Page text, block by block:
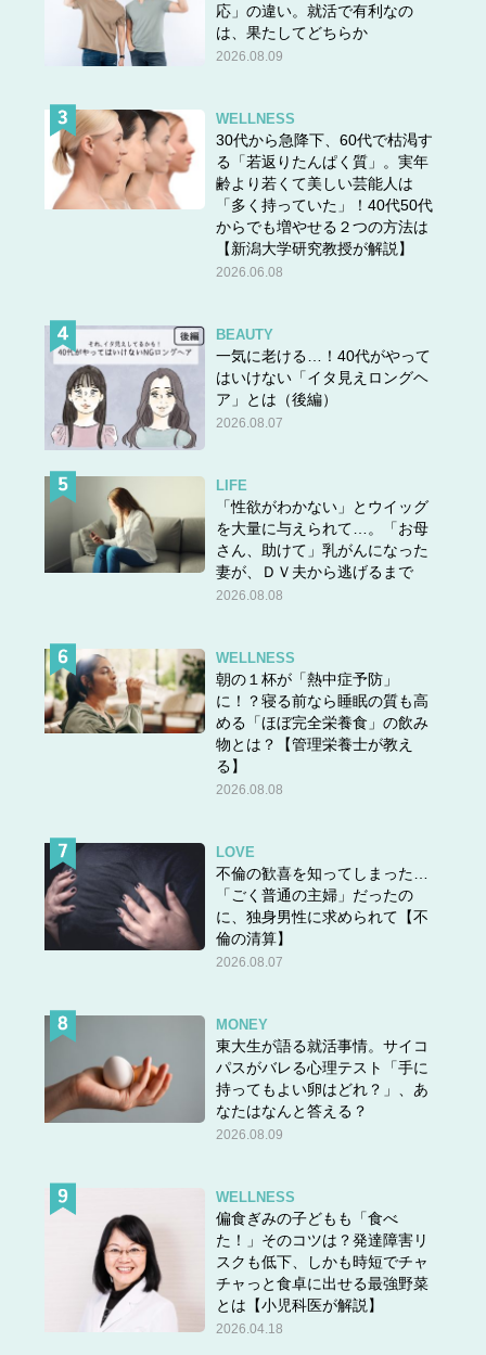
応」の違い。就活で有利なの
は、果たしてどちらか
2026.08.09
WELLNESS
30代から急降下、60代で枯渇す
る「若返りたんぱく質」。実年
齢より若くて美しい芸能人は
「多く持っていた」！40代50代
からでも増やせる２つの方法は
【新潟大学研究教授が解説】
2026.06.08
BEAUTY
一気に老ける…！40代がやって
はいけない「イタ見えロングヘ
ア」とは（後編）
2026.08.07
LIFE
「性欲がわかない」とウイッグ
を大量に与えられて…。「お母
さん、助けて」乳がんになった
妻が、ＤＶ夫から逃げるまで
2026.08.08
WELLNESS
朝の１杯が「熱中症予防」
に！？寝る前なら睡眠の質も高
める「ほぼ完全栄養食」の飲み
物とは？【管理栄養士が教え
る】
2026.08.08
LOVE
不倫の歓喜を知ってしまった…
「ごく普通の主婦」だったの
に、独身男性に求められて【不
倫の清算】
2026.08.07
MONEY
東大生が語る就活事情。サイコ
パスがバレる心理テスト「手に
持ってもよい卵はどれ？」、あ
なたはなんと答える？
2026.08.09
WELLNESS
偏食ぎみの子どもも「食べ
た！」そのコツは？発達障害リ
スクも低下、しかも時短でチャ
チャっと食卓に出せる最強野菜
とは【小児科医が解説】
2026.04.18